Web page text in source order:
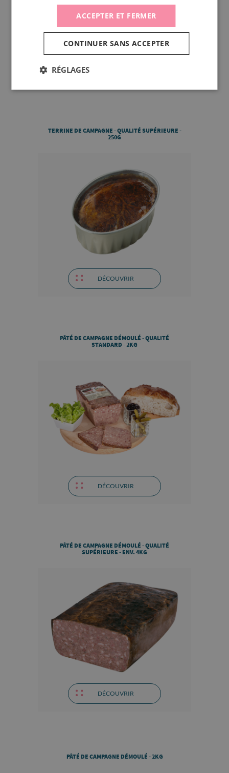
TERRINE DE CAMPAGNE - QUALITÉ SUPÉRIEURE -
250G
DÉCOUVRIR
PÂTÉ DE CAMPAGNE DÉMOULÉ - QUALITÉ
STANDARD - 2KG
DÉCOUVRIR
PÂTÉ DE CAMPAGNE DÉMOULÉ - QUALITÉ
SUPÉRIEURE - ENV. 4KG
DÉCOUVRIR
PÂTÉ DE CAMPAGNE DÉMOULÉ - 2KG
ACCEPTER ET FERMER
CONTINUER SANS ACCEPTER
RÉGLAGES